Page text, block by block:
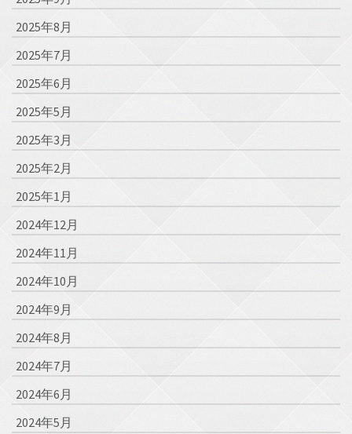
2025年8月
2025年7月
2025年6月
2025年5月
2025年3月
2025年2月
2025年1月
2024年12月
2024年11月
2024年10月
2024年9月
2024年8月
2024年7月
2024年6月
2024年5月